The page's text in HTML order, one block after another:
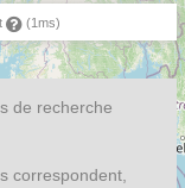
(1ms)
de recherche
correspondent,